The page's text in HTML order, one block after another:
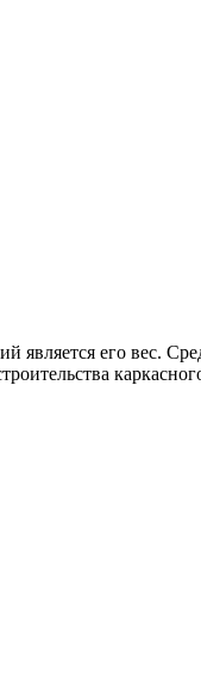
является его вес.